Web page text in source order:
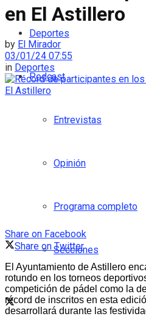
Deportes
Podcast
Entrevistas
Opinión
Programa completo
Secciones
en El Astillero
by El Mirador
03/01/24 07:55
in Deportes
Share on Facebook
Share on Twitter
El Ayuntamiento de Astillero
rotundo en los torneos
competición de pádel como la
récord de inscritos en esta
desarrollará durante las